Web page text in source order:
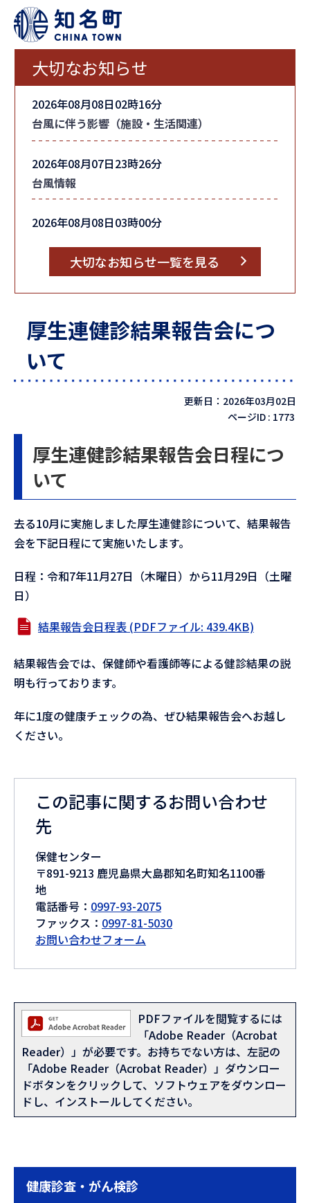
大切なお知らせ
2026年08月08日02時16分
台風に伴う影響（施設・生活関連）
2026年08月07日23時26分
台風情報
2026年08月08日03時00分
大切なお知らせ一覧を見る
厚生連健診結果報告会につ
いて
更新日：2026年03月02日
ページID : 1773
厚生連健診結果報告会日程につ
いて
去る10月に実施しました厚生連健診について、結果報告
会を下記日程にて実施いたします。
日程：令和7年11月27日（木曜日）から11月29日（土曜
日）
結果報告会日程表 (PDFファイル: 439.4KB)
結果報告会では、保健師や看護師等による健診結果の説
明も行っております。
年に1度の健康チェックの為、ぜひ結果報告会へお越し
ください。
この記事に関するお問い合わせ
先
保健センター
〒891-9213 鹿児島県大島郡知名町知名1100番
地
電話番号： 0997-93-2075
ファックス： 0997-81-5030
お問い合わせフォーム
PDFファイルを閲覧するには
「Adobe Reader（Acrobat
Reader）」が必要です。お持ちでない方は、左記の
「Adobe Reader（Acrobat Reader）」ダウンロー
ドボタンをクリックして、ソフトウェアをダウンロー
ドし、インストールしてください。
健康診査・がん検診